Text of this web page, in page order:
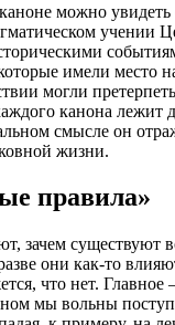
каноне можно
учении
имели место
могли
канона лежит
смысле он
жизни.
правила»
зачем существуют
они как-то
что нет. Главное
мы вольны